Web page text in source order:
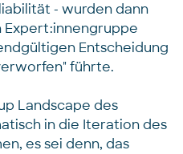
- wurden dann
Expert:innengruppe
Entscheidung
führte.
Landscape des
in die Iteration des
es sei denn, das